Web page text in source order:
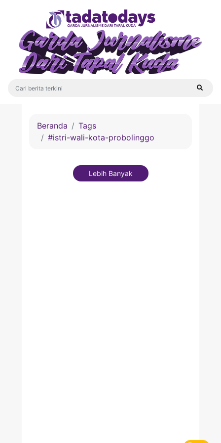
Beranda
Tags
#istri-wali-kota-probolinggo
Lebih Banyak